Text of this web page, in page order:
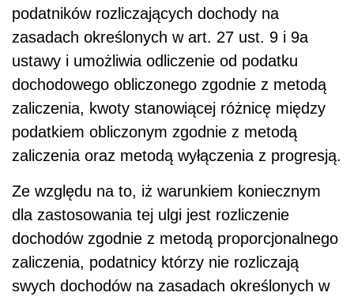
podatników rozliczających dochody na
zasadach określonych w art. 27 ust. 9 i 9a
ustawy i umożliwia odliczenie od podatku
dochodowego obliczonego zgodnie z metodą
zaliczenia, kwoty stanowiącej różnicę między
podatkiem obliczonym zgodnie z metodą
zaliczenia oraz metodą wyłączenia z progresją.
Ze względu na to, iż warunkiem koniecznym
dla zastosowania tej ulgi jest rozliczenie
dochodów zgodnie z metodą proporcjonalnego
zaliczenia, podatnicy którzy nie rozliczają
swych dochodów na zasadach określonych w